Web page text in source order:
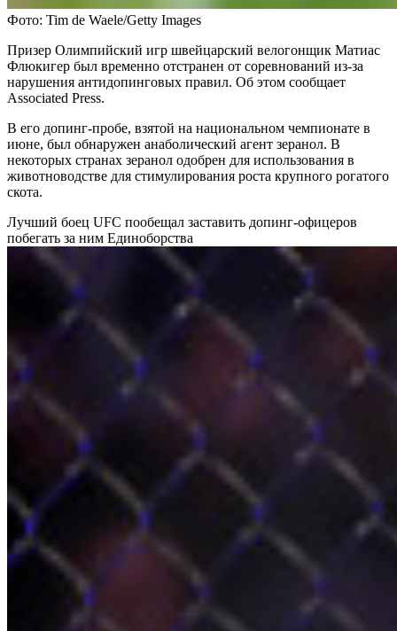
Фото: Tim de Waele/Getty Images
Призер Олимпийский игр швейцарский велогонщик Матиас
Флюкигер был временно отстранен от соревнований из-за
нарушения антидопинговых правил. Об этом сообщает
Associated Press.
В его допинг-пробе, взятой на национальном чемпионате в
июне, был обнаружен анаболический агент зеранол. В
некоторых странах зеранол одобрен для использования в
животноводстве для стимулирования роста крупного рогатого
скота.
Лучший боец UFC пообещал заставить допинг-офицеров
побегать за ним Единоборства